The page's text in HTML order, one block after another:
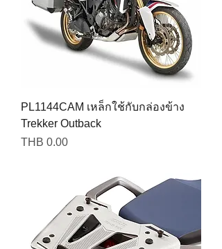
PL1144CAM เหล็กใช้กับกล่องข้าง
Trekker Outback
Price
THB 0.00